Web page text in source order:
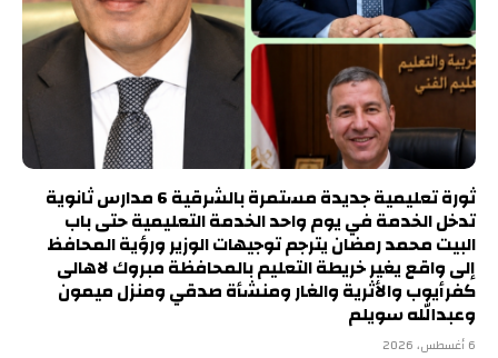
ثورة تعليمية جديدة مستمرة بالشرقية 6 مدارس ثانوية
تدخل الخدمة في يوم واحد الخدمة التعليمية حتى باب
البيت محمد رمضان يترجم توجيهات الوزير ورؤية المحافظ
إلى واقع يغير خريطة التعليم بالمحافظة مبروك لاهالى
كفرأيوب والأثرية والغار ومنشأة صدقي ومنزل ميمون
وعبدالله سويلم
6 أغسطس، 2026